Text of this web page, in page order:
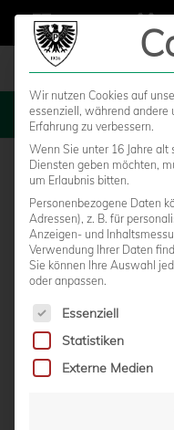
ENGLISCHE
Wir nutzen Cookies auf
essenziell, während andere
Erfahrung zu verbessern.
Wenn Sie unter 16 Jahre
Diensten geben möchten,
um Erlaubnis bitten.
Personenbezogene Daten
Adressen), z. B. für
Anzeigen- und
Verwendung Ihrer Daten
Sie können Ihre Auswahl
oder anpassen.
Es folgt eine Liste der
Essenziell
Statistiken
Externe Medien